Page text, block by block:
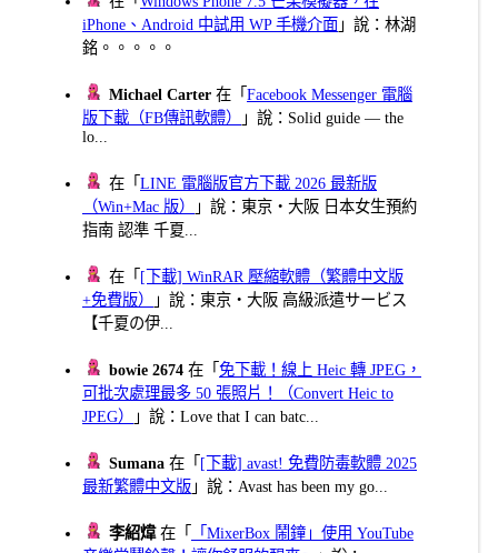
iPhone、Android 中試用 WP 手機介面 」說：林湖
銘。。。。。
Michael Carter 在「Facebook Messenger 電腦
版下載（FB傳訊軟體）
」說：Solid guide — the
lo...
在「LINE 電腦版官方下載 2026 最新版
（Win+Mac 版）
」說：東京・大阪 日本女生預約
指南 認準 千夏...
在「 [下載] WinRAR 壓縮軟體（繁體中文版
+免費版）
」說：東京・大阪 高級派遣サービス
【千夏の伊...
bowie 2674 在「免下載！線上 Heic 轉 JPEG，
可批次處理最多 50 張照片！（Convert Heic to
JPEG）
」說：Love that I can batc...
Sumana 在「 [下載] avast! 免費防毒軟體 2025
最新繁體中文版 」說：Avast has been my go...
李紹煒在「
「MixerBox 鬧鐘」使用 YouTube